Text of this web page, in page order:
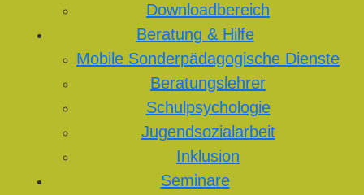
Downloadbereich
Beratung & Hilfe
Mobile Sonderpädagogische Dienste
Beratungslehrer
Schulpsychologie
Jugendsozialarbeit
Inklusion
Seminare